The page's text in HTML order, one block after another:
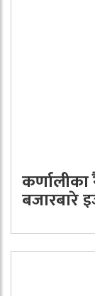
कर्णालीका
बजारबारे